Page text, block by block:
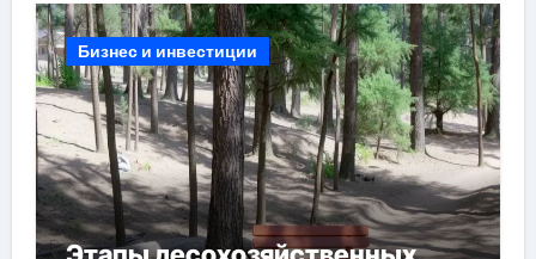
Бизнес и инвестиции